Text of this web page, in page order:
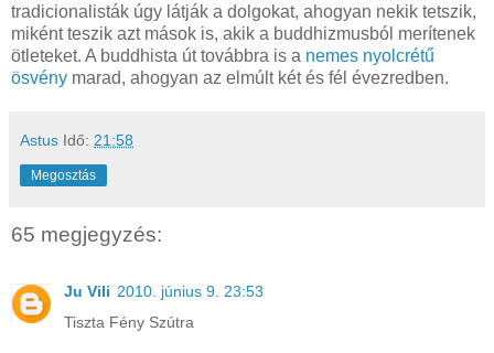
tradicionalisták úgy látják a dolgokat, ahogyan nekik tetszik,
miként teszik azt mások is, akik a buddhizmusból merítenek
ötleteket. A buddhista út továbbra is a nemes nyolcrétű
ösvény marad, ahogyan az elmúlt két és fél évezredben.
Astus Idő: 21:58
Megosztás
65 megjegyzés:
Ju Vili 2010. június 9. 23:53
Tiszta Fény Szútra